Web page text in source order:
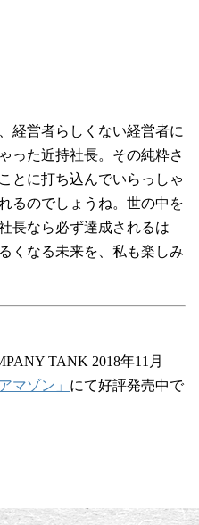
経営者らしくない経営者に
った近持社長。その純粋さ
とに打ち込んでいらっしゃ
るのでしょうね。世の中を
長なら必ず達成されるは
くなる未来を、私も楽しみ
TANK 2018年11月
アマゾン」 にて好評発売中で